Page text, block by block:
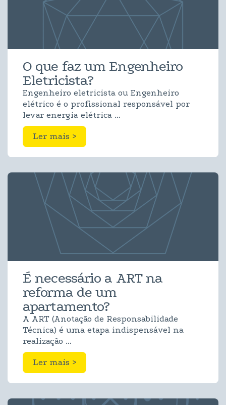
O que faz um Engenheiro
Eletricista?
Engenheiro eletricista ou Engenheiro
elétrico é o profissional responsável por
levar energia elétrica …
Ler mais >
É necessário a ART na
reforma de um
apartamento?
A ART (Anotação de Responsabilidade
Técnica) é uma etapa indispensável na
realização …
Ler mais >